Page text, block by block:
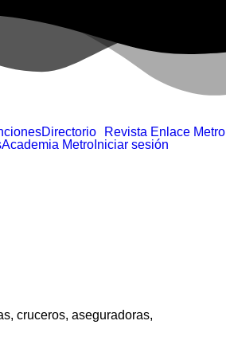
Directorio
Revista Enlace Metro
Academia Metro Iniciar sesión
cruceros, aseguradoras,